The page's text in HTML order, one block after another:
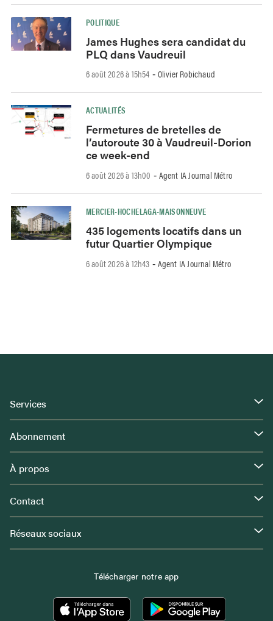
POLITIQUE
James Hughes sera candidat du
PLQ dans Vaudreuil
6 août 2026 à 15h54 - Olivier Robichaud
ACTUALITÉS
Fermetures de bretelles de
l’autoroute 30 à Vaudreuil-Dorion
ce week-end
6 août 2026 à 13h00 - Agent IA Journal Métro
MERCIER-HOCHELAGA-MAISONNEUVE
435 logements locatifs dans un
futur Quartier Olympique
6 août 2026 à 12h43 - Agent IA Journal Métro
Services
Abonnement
À propos
Contact
Réseaux sociaux
Télécharger notre app